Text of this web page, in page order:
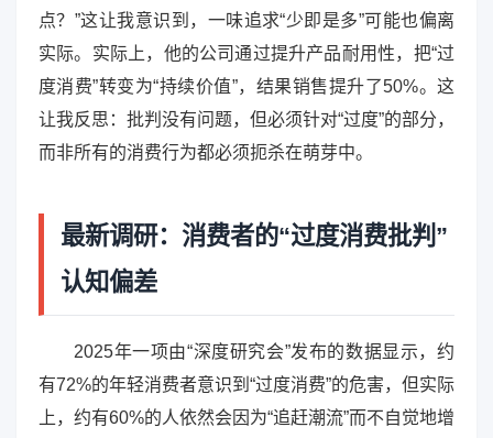
点？”这让我意识到，一味追求“少即是多”可能也偏离
实际。实际上，他的公司通过提升产品耐用性，把“过
度消费”转变为“持续价值”，结果销售提升了50%。这
让我反思：批判没有问题，但必须针对“过度”的部分，
而非所有的消费行为都必须扼杀在萌芽中。
最新调研：消费者的“过度消费批判”
认知偏差
2025年一项由“深度研究会”发布的数据显示，约
有72%的年轻消费者意识到“过度消费”的危害，但实际
上，约有60%的人依然会因为“追赶潮流”而不自觉地增